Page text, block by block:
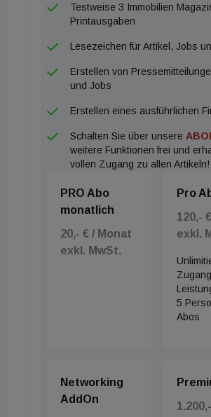
Testweise 3 Immobilien
Printausgaben
Lesezeichen für Artikel, Jobs
Erstellen von
und Jobs
Erstellen eines ausführlichen
Schalten Sie über unsere
weitere Funktionen frei und
vollen Zugang zu allen Artikeln!
PRO Abo
monatlich
20,- € / Monat
exkl. MwSt.
Pro
120,-
exkl.
5
Abos
Networking
AddOn